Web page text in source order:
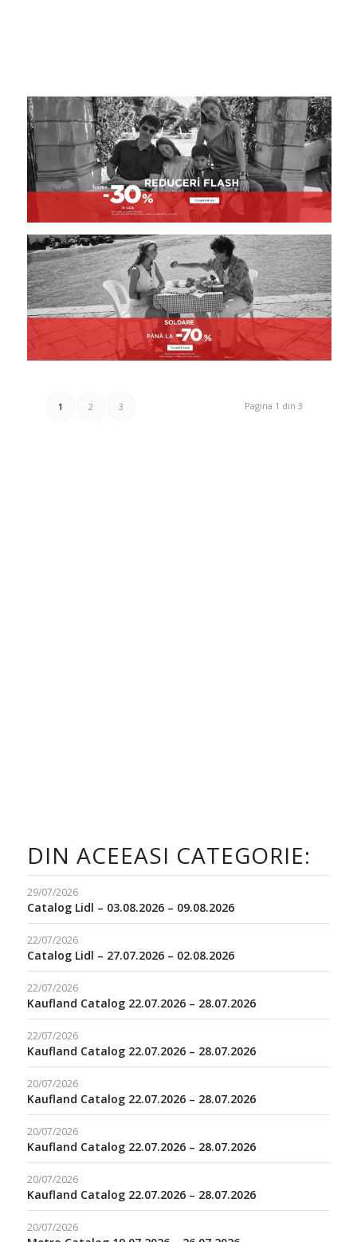
Pagina 1 din 3
1 2 3
DIN ACEEASI CATEGORIE:
29/07/2026
Catalog Lidl – 03.08.2026 – 09.08.2026
22/07/2026
Catalog Lidl – 27.07.2026 – 02.08.2026
22/07/2026
Kaufland Catalog 22.07.2026 – 28.07.2026
22/07/2026
Kaufland Catalog 22.07.2026 – 28.07.2026
20/07/2026
Kaufland Catalog 22.07.2026 – 28.07.2026
20/07/2026
Kaufland Catalog 22.07.2026 – 28.07.2026
20/07/2026
Kaufland Catalog 22.07.2026 – 28.07.2026
20/07/2026